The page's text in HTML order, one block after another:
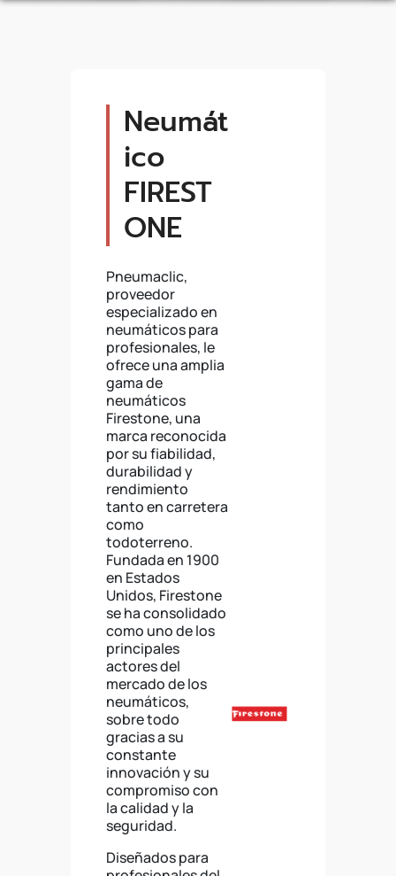
Neumát
ico
FIREST
ONE
Pneumaclic,
proveedor
especializado en
neumáticos para
profesionales, le
ofrece una amplia
gama de
neumáticos
Firestone, una
marca reconocida
por su fiabilidad,
durabilidad y
rendimiento
tanto en carretera
como
todoterreno.
Fundada en 1900
en Estados
Unidos, Firestone
se ha consolidado
como uno de los
principales
actores del
mercado de los
neumáticos,
sobre todo
gracias a su
constante
innovación y su
compromiso con
la calidad y la
seguridad.
Diseñados para